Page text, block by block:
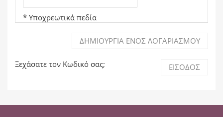
* Υποχρεωτικά πεδία
ΔΗΜΙΟΥΡΓΊΑ ΕΝΌΣ ΛΟΓΑΡΙΑΣΜΟΎ
Ξεχάσατε τον Κωδικό σας; ΕΊΣΟΔΟΣ